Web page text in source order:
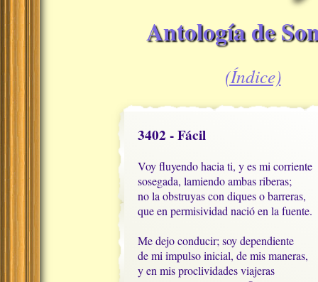
Antología de
(Índice)
3402 - Fácil
Voy fluyendo hacia ti, y es mi corriente
sosegada, lamiendo ambas riberas;
no la obstruyas con diques o barreras,
que en permisividad nació en la fuente.
Me dejo conducir; soy dependiente
de mi impulso inicial, de mis maneras,
y en mis proclividades viajeras